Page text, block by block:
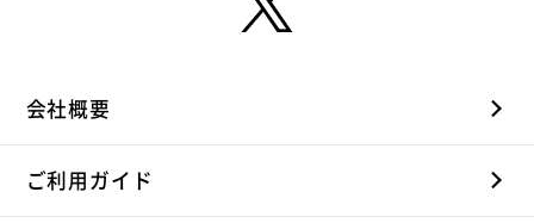
会社概要
ご利用ガイド